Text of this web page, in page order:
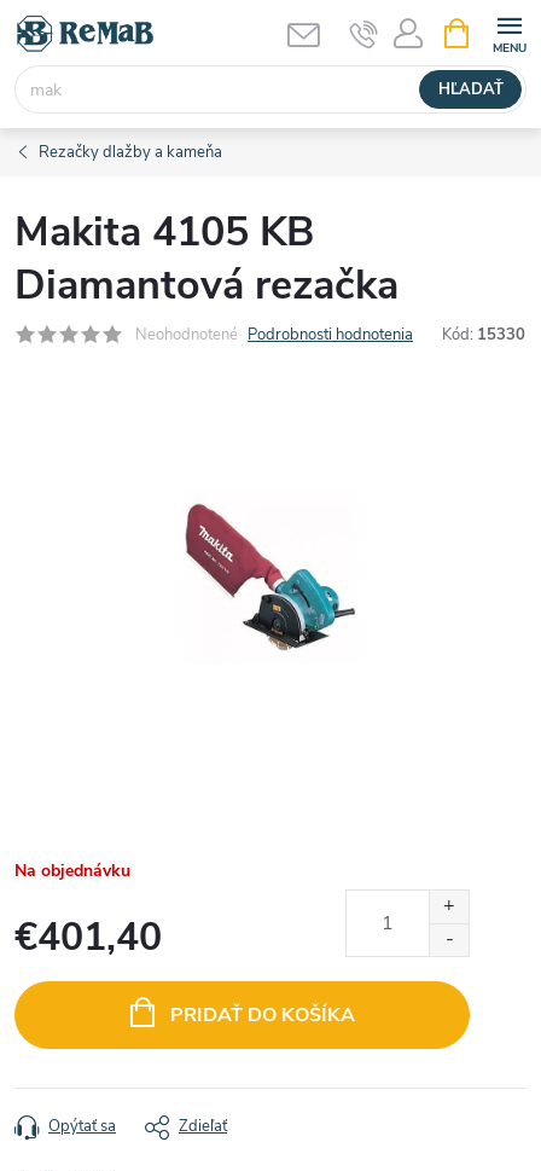
Prejsť
obsah
HĽADAŤ
KOŠÍK
Rezačky dlažby a kameňa
Makita 4105 KB
Diamantová rezačka
Neohodnotené Podrobnosti hodnotenia Kód: 15330
Na objednávku
€401,40
cena:
PRIDAŤ DO KOŠÍKA
Opýtať sa Zdieľať